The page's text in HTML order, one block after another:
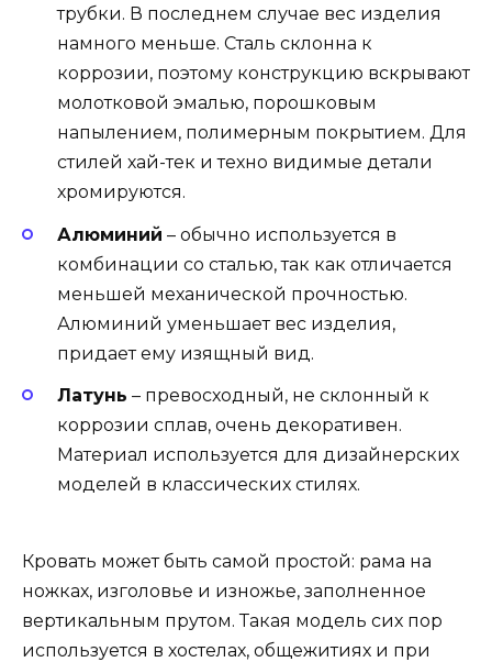
трубки. В последнем случае вес изделия
намного меньше. Сталь склонна к
коррозии, поэтому конструкцию вскрывают
молотковой эмалью, порошковым
напылением, полимерным покрытием. Для
стилей хай-тек и техно видимые детали
хромируются.
Алюминий – обычно используется в
комбинации со сталью, так как отличается
меньшей механической прочностью.
Алюминий уменьшает вес изделия,
придает ему изящный вид.
Латунь – превосходный, не склонный к
коррозии сплав, очень декоративен.
Материал используется для дизайнерских
моделей в классических стилях.
Кровать может быть самой простой: рама на
ножках, изголовье и изножье, заполненное
вертикальным прутом. Такая модель сих пор
используется в хостелах, общежитиях и при